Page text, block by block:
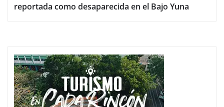
reportada como desaparecida en el Bajo Yuna